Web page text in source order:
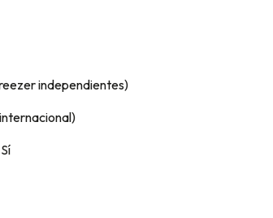
independientes)